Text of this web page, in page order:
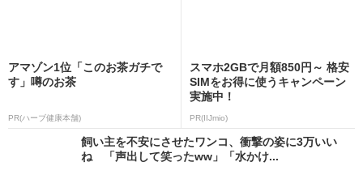
アマゾン1位「このお茶ガチで
す」噂のお茶
PR(ハーブ健康本舗)
スマホ2GBで月額850円～ 格安
SIMをお得に使うキャンペーン
実施中！
PR(IIJmio)
飼い主を不安にさせたワンコ、衝撃の姿に3万いい
ね 「声出して笑ったww」「水かけ...